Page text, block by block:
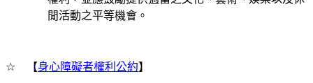
閒活動之平等機會。
☆ 【身心障礙者權利公約】